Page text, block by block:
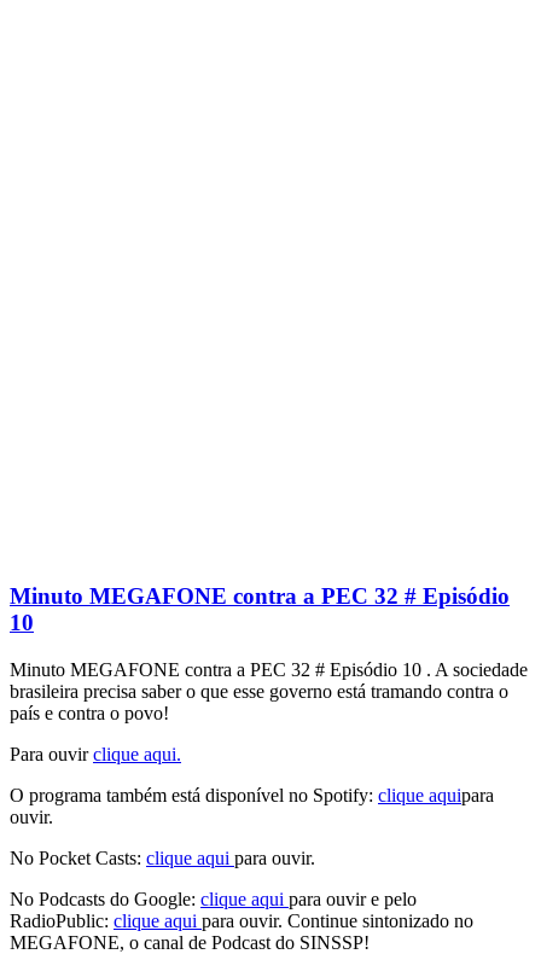
Minuto MEGAFONE contra a PEC 32 # Episódio
10
Minuto MEGAFONE contra a PEC 32 # Episódio 10 . A sociedade
brasileira precisa saber o que esse governo está tramando contra o
país e contra o povo!
Para ouvirclique aqui.
O programa também está disponível no Spotify: clique aquipara
ouvir.
No Pocket Casts: clique aqui para ouvir.
No Podcasts do Google: clique aqui para ouvir e pelo
RadioPublic: clique aqui para ouvir. Continue sintonizado no
MEGAFONE, o canal de Podcast do SINSSP!